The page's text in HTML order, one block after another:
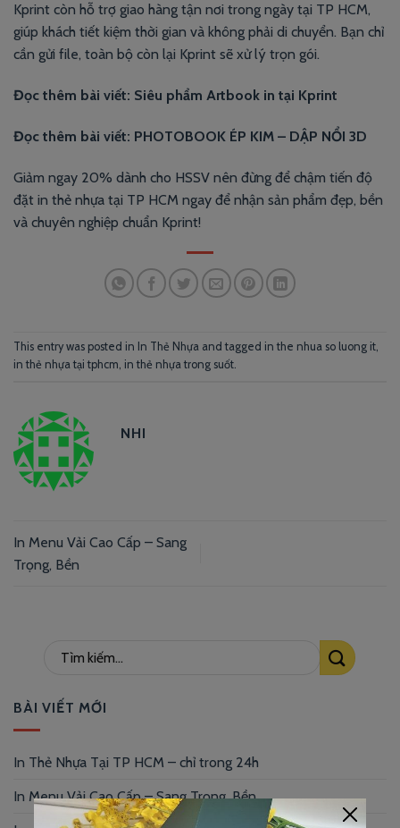
Kprint còn hỗ trợ giao hàng tận nơi trong ngày tại TP HCM,
giúp khách tiết kiệm thời gian và không phải di chuyển. Bạn chỉ
cần gửi file, toàn bộ còn lại Kprint sẽ xử lý trọn gói.
Đọc thêm bài viết: Siêu phẩm Artbook in tại Kprint
Đọc thêm bài viết: PHOTOBOOK ÉP KIM – DẬP NỔI 3D
Giảm ngay 20% dành cho HSSV nên đừng để chậm tiến độ
đặt in thẻ nhựa tại TP HCM ngay để nhận sản phẩm đẹp, bền
và chuyên nghiệp chuẩn Kprint!
This entry was posted in In Thẻ Nhựa and tagged in the nhua so luong it
in thẻ nhựa tại tphcm in thẻ nhựa trong suốt
NHI
In Menu Vải Cao Cấp – Sang
Trọng, Bền
BÀI VIẾT MỚI
In Thẻ Nhựa Tại TP HCM – chỉ trong 24h
In Menu Vải Cao Cấp – Sang Trọng, Bền